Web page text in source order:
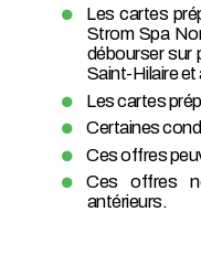
Les cartes
Strom Spa
débourser sur
Saint-Hilaire et
Les cartes
Certaines
Ces offres
Ces offres
antérieurs.